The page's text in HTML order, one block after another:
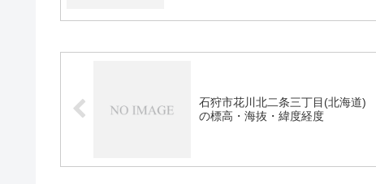
石狩市花川北二条三丁目(北海道)
の標高・海抜・緯度経度